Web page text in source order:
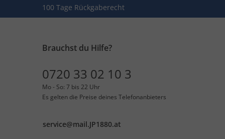
100 Tage Rückgaberecht
Brauchst du Hilfe?
0720 33 02 10 3
Mo - So: 7 bis 22 Uhr
Es gelten die Preise deines Telefonanbieters
service@mail.JP1880.at